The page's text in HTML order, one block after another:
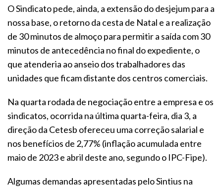
O Sindicato pede, ainda, a extensão do desjejum para a
nossa base, o retorno da cesta de Natal e a realização
de 30 minutos de almoço para permitir a saída com 30
minutos de antecedência no final do expediente, o
que atenderia ao anseio dos trabalhadores das
unidades que ficam distante dos centros comerciais.
Na quarta rodada de negociação entre a empresa e os
sindicatos, ocorrida na última quarta-feira, dia 3, a
direção da Cetesb ofereceu uma correção salarial e
nos benefícios de 2,77% (inflação acumulada entre
maio de 2023 e abril deste ano, segundo o IPC-Fipe).
Algumas demandas apresentadas pelo Sintius na